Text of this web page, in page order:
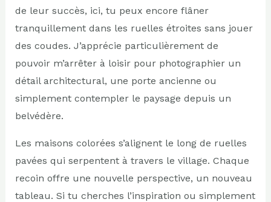
de leur succès, ici, tu peux encore flâner
tranquillement dans les ruelles étroites sans jouer
des coudes. J’apprécie particulièrement de
pouvoir m’arrêter à loisir pour photographier un
détail architectural, une porte ancienne ou
simplement contempler le paysage depuis un
belvédère.
Les maisons colorées s’alignent le long de ruelles
pavées qui serpentent à travers le village. Chaque
recoin offre une nouvelle perspective, un nouveau
tableau. Si tu cherches l’inspiration ou simplement